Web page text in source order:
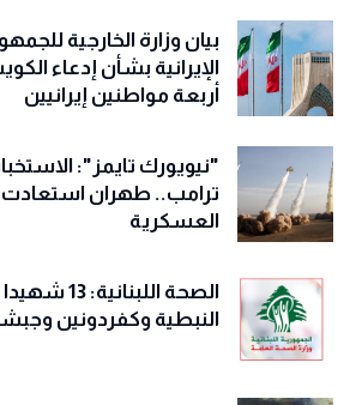
‏بيان وزارة الخارجية
الإيرانية بشأن إدعاء
أربعة مواطنين إيرانيين
"نيويورك تايمز":
ترامب.. طهران استعادت
العسكرية
النبطية وكفردونين